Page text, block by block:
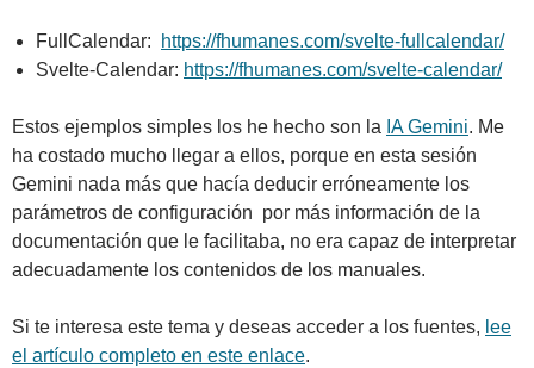
FullCalendar:
https://fhumanes.com/svelte-fullcalendar/
Svelte-Calendar: https://fhumanes.com/svelte-calendar/
Estos ejemplos simples los he hecho son la IA Gemini. Me
ha costado mucho llegar a ellos, porque en esta sesión
Gemini nada más que hacía deducir erróneamente los
parámetros de configuración por más información de la
documentación que le facilitaba, no era capaz de interpretar
adecuadamente los contenidos de los manuales.
Si te interesa este tema y deseas acceder a los fuentes, lee
el artículo completo en este enlace.